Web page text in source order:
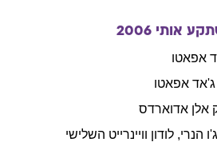
אותי 2006
אפאטו
ג'אד אפאטו
אלן אדוארדס
ג'ו הנרי, לודון וויינרייט השלישי